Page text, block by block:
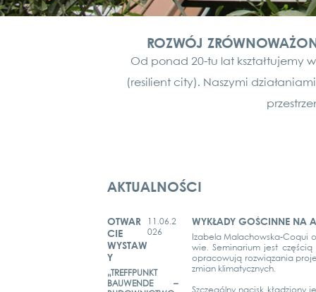
ROZWÓJ
Od ponad 20-tu lat ksz­tał­tu­je­my
(resi­li­ent city). Nas­zymi
AKTUALNOŚCI
OTWAR
CIE
WYSTAW
Y
11.06.2
026
„TREFF­PUNKT
BAU­WEN­DE –
WYKŁADY GOŚCINNE NA
Iza­be­la Malachow­s­­ka-Coqui
wie. Semi­na­ri­um jest
opra­co­wu­ją roz­wią­za­nia
zmi­an kli­ma­ty­cz­nych.
Szc­ze­gól­ny nacisk